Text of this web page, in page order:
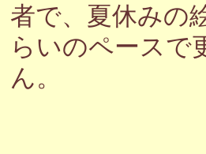
者で、夏休みの
らいのペースで
ん。